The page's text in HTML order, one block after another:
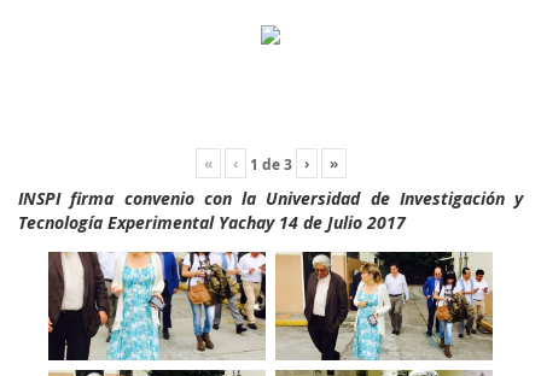
« ‹ 1 de3 › »
INSPI firma convenio con la Universidad de Investigación y
Tecnología Experimental Yachay 14 de Julio 2017